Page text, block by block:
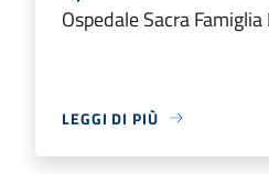
Ospedale Sacra
LEGGI DI PIÙ